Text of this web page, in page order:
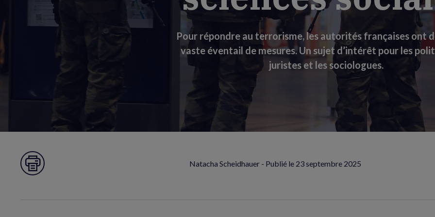
Pour répondre au terrorisme, les autorités françaises ont
vaste éventail de mesures. Un sujet d’intérêt pour les
juristes et les sociologues.
Imprimer la page Natacha Scheidhauer - Publié le 23 septembre 2025